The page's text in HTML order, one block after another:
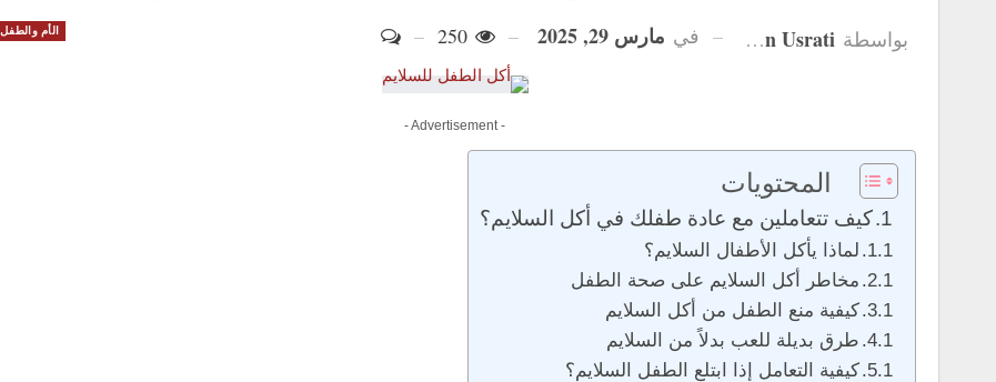
الأم والطفل بواسطة Hanan Usrati في مارس 29, 2025
- Advertisement -
المحتويات
كيف تتعاملين مع عادة طفلك في أكل السلايم؟
لماذا يأكل الأطفال السلايم؟
مخاطر أكل السلايم على صحة الطفل
كيفية منع الطفل من أكل السلايم
طرق بديلة للعب بدلاً من السلايم
كيفية التعامل إذا ابتلع الطفل السلايم؟